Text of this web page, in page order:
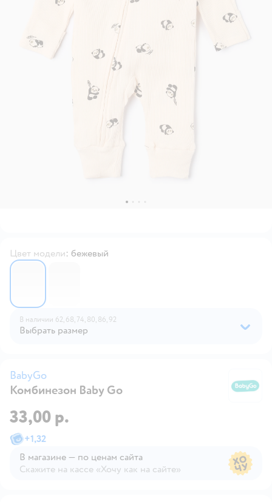
Цвет модели: бежевый
6639613
В наличии 62, 68, 74, 80, 86, 92
Выбрать размер
BabyGo
Комбинезон Baby Go
33,00 р.
+1,32
В магазине — по ценам сайта
Скажите на кассе «Хочу как на сайте»